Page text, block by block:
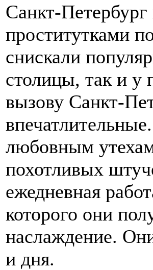
Санкт-Петербург
проститутками
снискали
столицы, так и
вызову Санкт-
любовным
похотливых
ежедневная
которого они
наслаждение.
и дня.